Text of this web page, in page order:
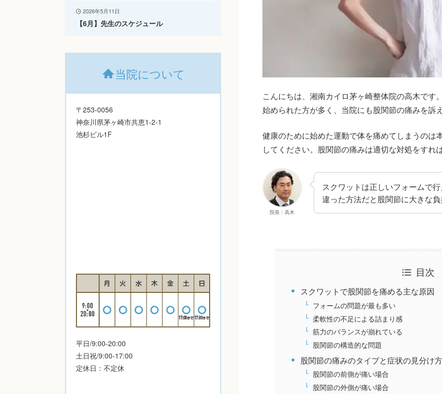
こんにちは、湘南カイロ茅ヶ崎整体院の高木です
始められた方が多く、当院にも股関節の痛みを訴
健康のために始めた運動で体を痛めてしまうのは
してください。股関節の痛みは適切な対処をすれ
院長：高木
スクワットは正しいフォームで
違った方法だと股関節に大きな
目次
スクワットで股関節を痛める主な原因
フォームの問題が最も多い
柔軟性の不足による詰まり感
筋力のバランスが崩れている
股関節の構造的な問題
股関節の痛みのタイプと症状の見分け
股関節の前側が痛い場合
股関節の外側が痛い場合
2026年5月11日
【6月】先生のスケジュール
当院について
〒253-0056
神奈川県茅ヶ崎市共恵1-2-1
池杉ビル1F
平日/9:00-20:00
土日祝/9:00-17:00
定休日：不定休